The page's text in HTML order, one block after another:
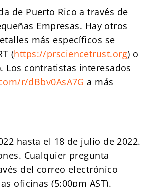
de Puerto Rico a través de
Empresas. Hay otros
más específicos se
(https://prsciencetrust.org) o
Los contratistas interesados
r/dBbv0AsA7G a más
hasta el 18 de julio de 2022.
Cualquier pregunta
del correo electrónico
oficinas (5:00pm AST).